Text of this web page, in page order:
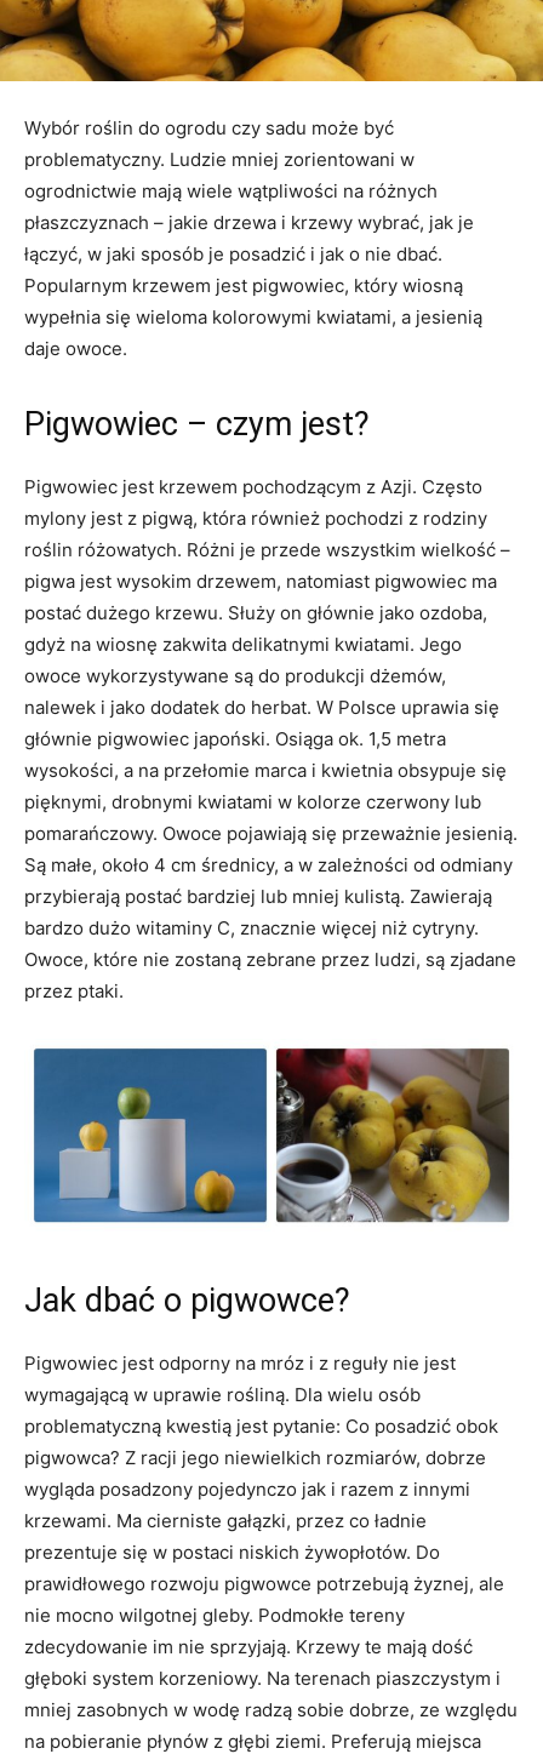
Wybór roślin do ogrodu czy sadu może być
problematyczny. Ludzie mniej zorientowani w
ogrodnictwie mają wiele wątpliwości na różnych
płaszczyznach – jakie drzewa i krzewy wybrać, jak je
łączyć, w jaki sposób je posadzić i jak o nie dbać.
Popularnym krzewem jest pigwowiec, który wiosną
wypełnia się wieloma kolorowymi kwiatami, a jesienią
daje owoce.
Pigwowiec – czym jest?
Pigwowiec jest krzewem pochodzącym z Azji. Często
mylony jest z pigwą, która również pochodzi z rodziny
roślin różowatych. Różni je przede wszystkim wielkość –
pigwa jest wysokim drzewem, natomiast pigwowiec ma
postać dużego krzewu. Służy on głównie jako ozdoba,
gdyż na wiosnę zakwita delikatnymi kwiatami. Jego
owoce wykorzystywane są do produkcji dżemów,
nalewek i jako dodatek do herbat. W Polsce uprawia się
głównie pigwowiec japoński. Osiąga ok. 1,5 metra
wysokości, a na przełomie marca i kwietnia obsypuje się
pięknymi, drobnymi kwiatami w kolorze czerwony lub
pomarańczowy. Owoce pojawiają się przeważnie jesienią.
Są małe, około 4 cm średnicy, a w zależności od odmiany
przybierają postać bardziej lub mniej kulistą. Zawierają
bardzo dużo witaminy C, znacznie więcej niż cytryny.
Owoce, które nie zostaną zebrane przez ludzi, są zjadane
przez ptaki.
Jak dbać o pigwowce?
Pigwowiec jest odporny na mróz i z reguły nie jest
wymagającą w uprawie rośliną. Dla wielu osób
problematyczną kwestią jest pytanie: Co posadzić obok
pigwowca? Z racji jego niewielkich rozmiarów, dobrze
wygląda posadzony pojedynczo jak i razem z innymi
krzewami. Ma cierniste gałązki, przez co ładnie
prezentuje się w postaci niskich żywopłotów. Do
prawidłowego rozwoju pigwowce potrzebują żyznej, ale
nie mocno wilgotnej gleby. Podmokłe tereny
zdecydowanie im nie sprzyjają. Krzewy te mają dość
głęboki system korzeniowy. Na terenach piaszczystym i
mniej zasobnych w wodę radzą sobie dobrze, ze względu
na pobieranie płynów z głębi ziemi. Preferują miejsca